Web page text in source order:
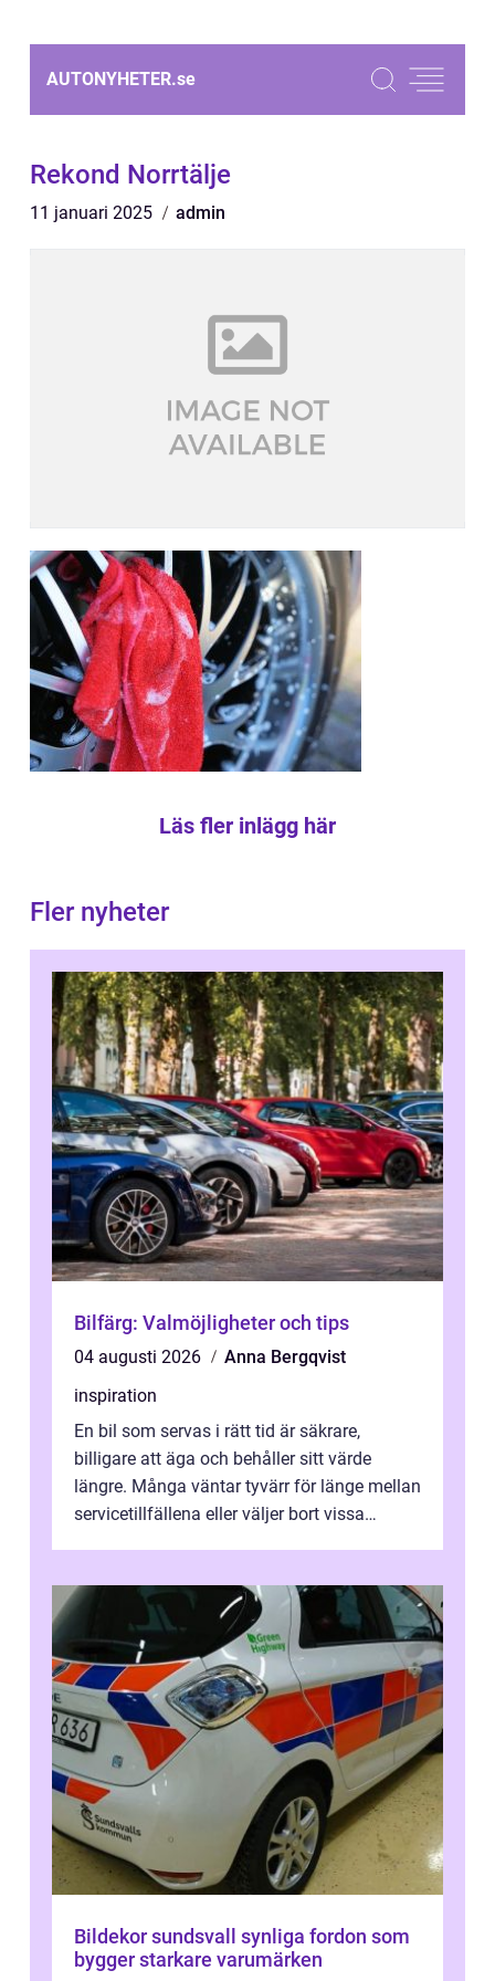
AUTONYHETER.se
Rekond Norrtälje
11 januari 2025 admin
Läs fler inlägg här
Fler nyheter
Bilfärg: Valmöjligheter och tips
04 augusti 2026
Anna Bergqvist
inspiration
En bil som servas i rätt tid är säkrare,
billigare att äga och behåller sitt värde
längre. Många väntar tyvärr för länge mellan
servicetillfällena eller väljer bort vissa
Bildekor sundsvall synliga fordon som
bygger starkare varumärken